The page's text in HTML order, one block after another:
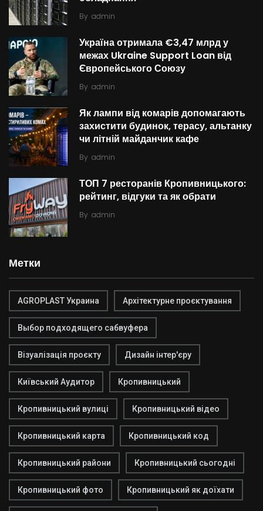
By admin
Україна отримала €3,47 млрд у
межах Ukraine Support Loan від
Європейського Союзу
By admin
Як лампи від комарів допомагають
захистити будинок, терасу, альтанку
чи літній майданчик кафе
By admin
ТОП 7 ресторанів Кропивницького:
рейтинг, відгуки та як обрати
By admin
Метки
AGROPLAST Украина Архітектурне проєктування
Выбор подходящего сабвуфера
Візуалізація проєкту Дизайн інтер'єру
Київський Аудитор Кропивницький
Кропивницький вулиці Кропивницький відео
Кропивницький карта Кропивницький код
Кропивницький райони Кропивницький сьогодні
Кропивницький фото Кропивницький як доїхати